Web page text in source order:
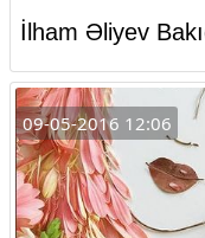
İlham Əliyev
09-05-2016 12:06